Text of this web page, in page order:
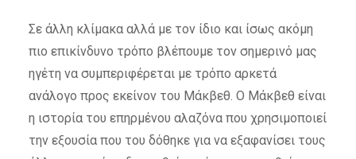
Σε άλλη κλίμακα αλλά με τον ίδιο και ίσως ακόμη
πιο επικίνδυνο τρόπο βλέπουμε τον σημερινό μας
ηγέτη να συμπεριφέρεται με τρόπο αρκετά
ανάλογο προς εκείνον του Μάκβεθ. Ο Μάκβεθ είναι
η ιστορία του επηρμένου αλαζόνα που χρησιμοποιεί
την εξουσία που του δόθηκε για να εξαφανίσει τους